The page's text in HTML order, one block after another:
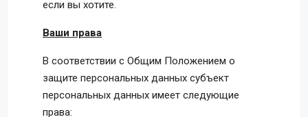
если вы хотите.
Ваши права
В соответствии с Общим Положением о
защите персональных данных субъект
персональных данных имеет следующие
права: